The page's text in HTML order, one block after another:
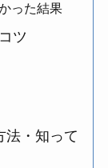
った結果
ツ
法・知って